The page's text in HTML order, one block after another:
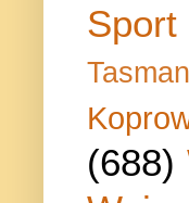
Sport
(688)